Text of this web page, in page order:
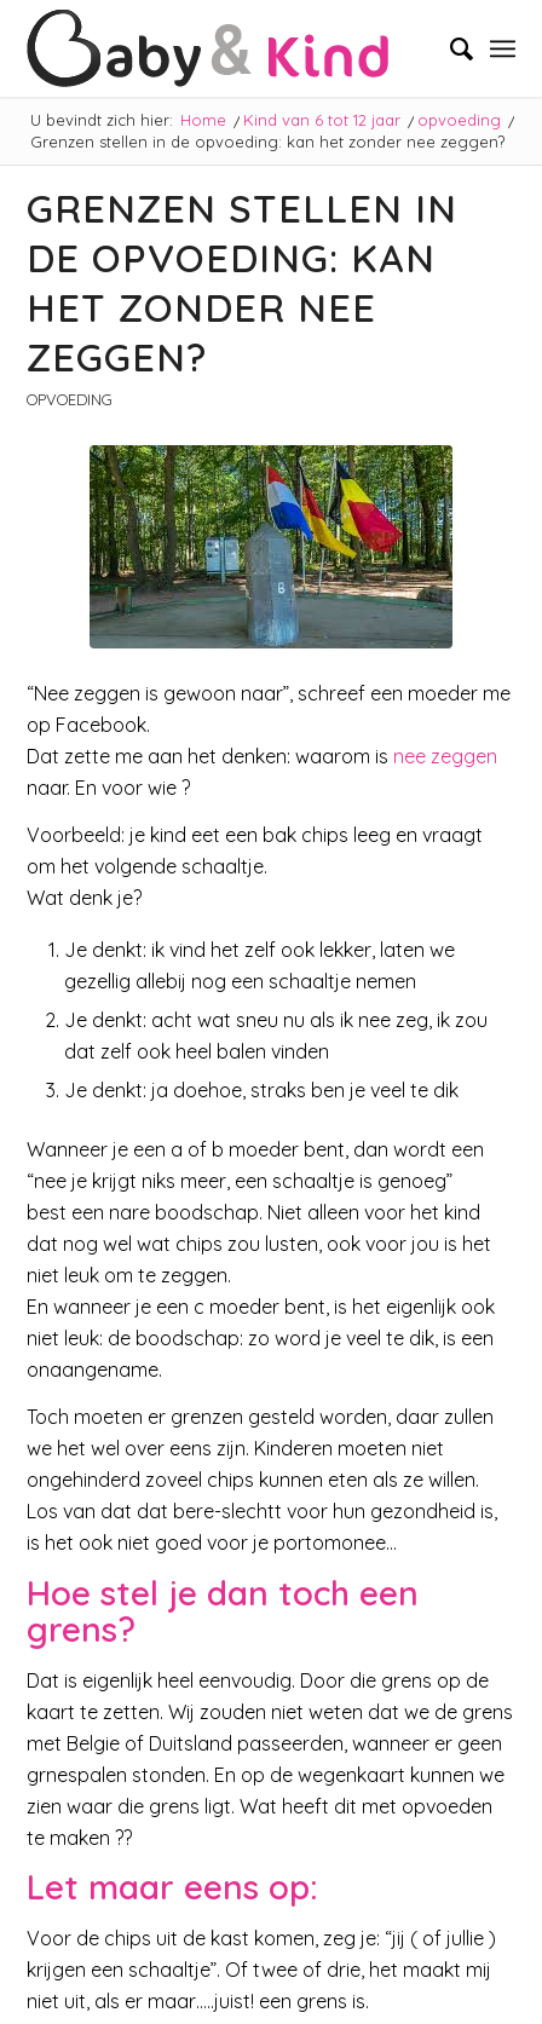
U bevindt zich hier: Home / Kind van 6 tot 12 jaar / opvoeding /
Grenzen stellen in de opvoeding: kan het zonder nee zeggen?
GRENZEN STELLEN IN
DE OPVOEDING: KAN
HET ZONDER NEE
ZEGGEN?
OPVOEDING
“Nee zeggen is gewoon naar”, schreef een moeder me
op Facebook.
Dat zette me aan het denken: waarom is nee zeggen
naar. En voor wie ?
Voorbeeld: je kind eet een bak chips leeg en vraagt
om het volgende schaaltje.
Wat denk je?
Je denkt: ik vind het zelf ook lekker, laten we
gezellig allebij nog een schaaltje nemen
Je denkt: acht wat sneu nu als ik nee zeg, ik zou
dat zelf ook heel balen vinden
Je denkt: ja doehoe, straks ben je veel te dik
Wanneer je een a of b moeder bent, dan wordt een
“nee je krijgt niks meer, een schaaltje is genoeg”
best een nare boodschap. Niet alleen voor het kind
dat nog wel wat chips zou lusten, ook voor jou is het
niet leuk om te zeggen.
En wanneer je een c moeder bent, is het eigenlijk ook
niet leuk: de boodschap: zo word je veel te dik, is een
onaangename.
Toch moeten er grenzen gesteld worden, daar zullen
we het wel over eens zijn. Kinderen moeten niet
ongehinderd zoveel chips kunnen eten als ze willen.
Los van dat dat bere-slechtt voor hun gezondheid is,
is het ook niet goed voor je portomonee…
Hoe stel je dan toch een
grens?
Dat is eigenlijk heel eenvoudig. Door die grens op de
kaart te zetten. Wij zouden niet weten dat we de grens
met Belgie of Duitsland passeerden, wanneer er geen
grnespalen stonden. En op de wegenkaart kunnen we
zien waar die grens ligt. Wat heeft dit met opvoeden
te maken ??
Let maar eens op:
Voor de chips uit de kast komen, zeg je: “jij ( of jullie )
krijgen een schaaltje”. Of twee of drie, het maakt mij
niet uit, als er maar…..juist! een grens is.